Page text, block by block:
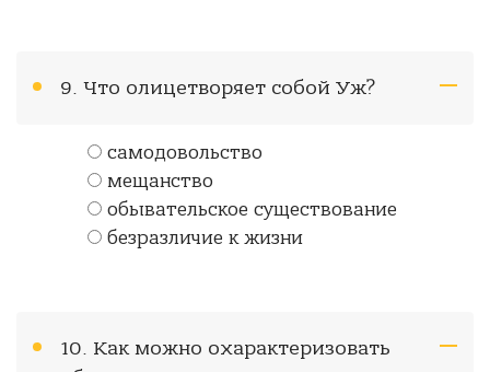
9. Что олицетворяет собой Уж?
самодовольство
мещанство
обывательское существование
безразличие к жизни
10. Как можно охарактеризовать